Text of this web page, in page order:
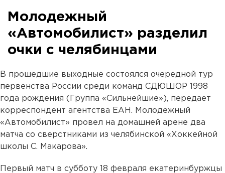
Молодежный
«Автомобилист» разделил
очки с челябинцами
В прошедшие выходные состоялся очередной тур
первенства России среди команд СДЮШОР 1998
года рождения (Группа «Сильнейшие»), передает
корреспондент агентства ЕАН. Молодежный
«Автомобилист» провел на домашней арене два
матча со сверстниками из челябинской «Хоккейной
школы С. Макарова».
Первый матч в субботу 18 февраля екатеринбуржцы